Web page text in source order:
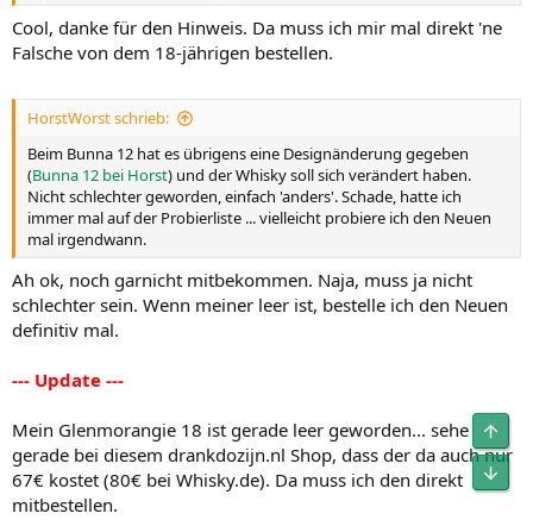
Cool, danke für den Hinweis. Da muss ich mir mal direkt 'ne
Falsche von dem 18-jährigen bestellen.
HorstWorst schrieb:
Beim Bunna 12 hat es übrigens eine Designänderung gegeben
(Bunna 12 bei Horst) und der Whisky soll sich verändert haben.
Nicht schlechter geworden, einfach 'anders'. Schade, hatte ich
immer mal auf der Probierliste ... vielleicht probiere ich den Neuen
mal irgendwann.
Ah ok, noch garnicht mitbekommen. Naja, muss ja nicht
schlechter sein. Wenn meiner leer ist, bestelle ich den Neuen
definitiv mal.
--- Update ---
Mein Glenmorangie 18 ist gerade leer geworden... sehe
gerade bei diesem drankdozijn.nl Shop, dass der da auch nur
67€ kostet (80€ bei Whisky.de). Da muss ich den direkt
mitbestellen.